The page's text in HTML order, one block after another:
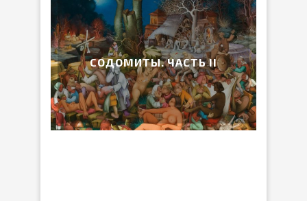
СОДОМИТЫ. ЧАСТЬ II